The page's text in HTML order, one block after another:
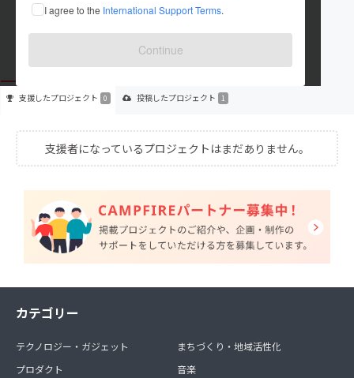
I agree to the International Support Terms.
Continue
在住国：日本 現在地：青森県
出身国：日本 出身地：青森県
支援したプロジェクト 0 投稿したプロジェクト 1
支援者になっているプロジェクトはまだありません。
カテゴリー
テクノロジー・ガジェット
プロダクト
まちづくり・地域活性化
音楽